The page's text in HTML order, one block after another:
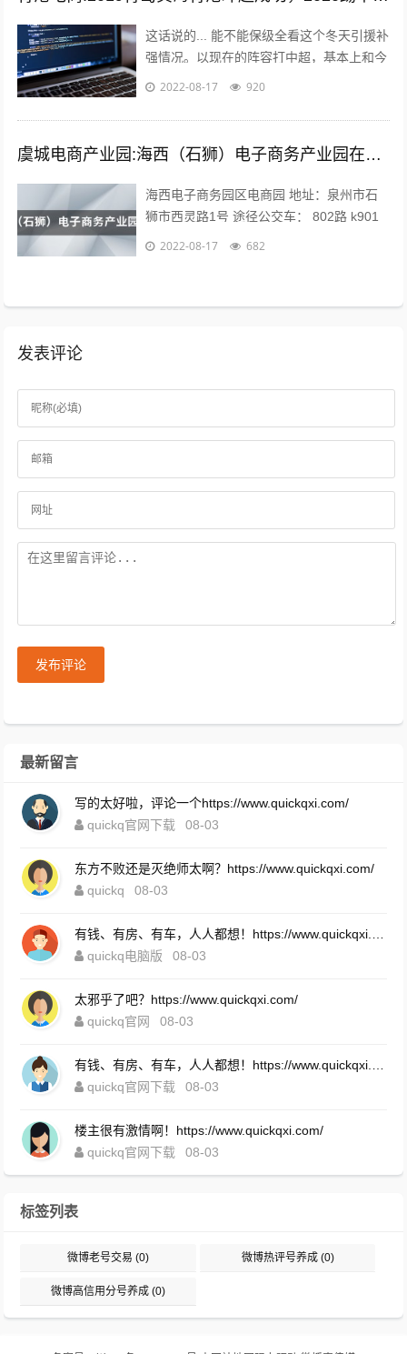
这话说的... 能不能保级全看这个冬天引援补
强情况。以现在的阵容打中超，基本上和今
年人和一个下场。 现在问题是，队内有经
2022-08-17 920
虞城电商产业园:海西（石狮）电子商务产业园在哪？
海西电子商务园区电商园 地址：泉州市石
狮市西灵路1号 途径公交车： 802路 k901
路 k902路到石狮服装城南区公交站下车向
2022-08-17 682
发表评论
发布评论
最新留言
写的太好啦，评论一个https://www.quickqxi.com/
quickq官网下载
08-03
东方不败还是灭绝师太啊？https://www.quickqxi.com/
quickq
08-03
quickq电脑版
08-03
太邪乎了吧？https://www.quickqxi.com/
quickq官网
08-03
quickq官网下载
08-03
楼主很有激情啊！https://www.quickqxi.com/
quickq官网下载
08-03
标签列表
微博老号交易 (0) 微博热评号养成(0)
微博高信用分号养成 (0)